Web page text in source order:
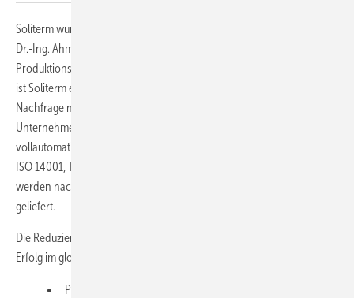
Soliterm wurde 1999 vom Forschungszentrum Jülich als Start-up von
Dr.-Ing. Ahmet Lokurlu in Aachen gegründet. Mit Hauptsitz und
Produktionsstätte in Deutschland sowie Niederlassungen in der Türkei
ist Soliterm ein mehrstufiges Unternehmen. Um der steigenden
Nachfrage nach erneuerbarer Energie gerecht zu werden, führte das
Unternehmen die weltweit erste robotergestützte und
vollautomatisierte Produktionsanlage ein. Es ist nach ISO 9001:2015,
ISO 14001, TÜV Solar Key Mark und CE zertifiziert. Die PTC-Systeme
werden nach internationalen Standards und in höchster Qualität
geliefert.
Die Reduzierung des CO₂-Abdrucks der Kunden ist der Schlüssel zum
Erfolg im globalen Umfeld. Die Firmengruppe bietet:
Produktion und Installation schlüsselfertiger PTC-Systeme,